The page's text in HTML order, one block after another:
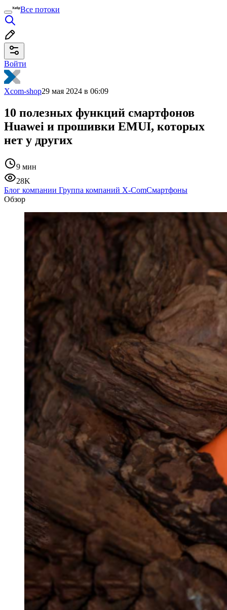
Все потоки
Войти
Xcom-shop29 мая 2024 в 06:09
10 полезных функций смартфонов
Huawei и прошивки EMUI, которых
нет у других
9 мин
28K
Блог компании Группа компаний X-ComСмартфоны
Обзор